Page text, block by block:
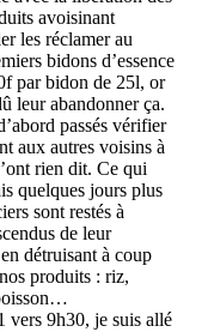
avoisinant
les réclamer au
bidons d’essence
par bidon de 25l, or
leur abandonner ça.
passés vérifier
aux autres voisins à
rien dit. Ce qui
quelques jours plus
sont restés à
de leur
détruisant à coup
produits : riz,
vers 9h30, je suis allé